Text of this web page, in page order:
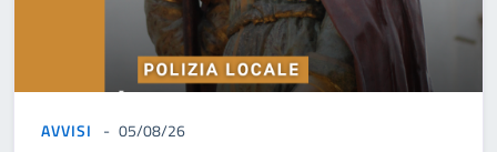
AVVISI 05/08/26